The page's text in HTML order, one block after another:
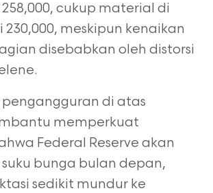
cukup material di
230,000, meskipun kenaikan
disebabkan oleh distorsi
di atas
memperkuat
Federal Reserve akan
bunga bulan depan,
sedikit mundur ke